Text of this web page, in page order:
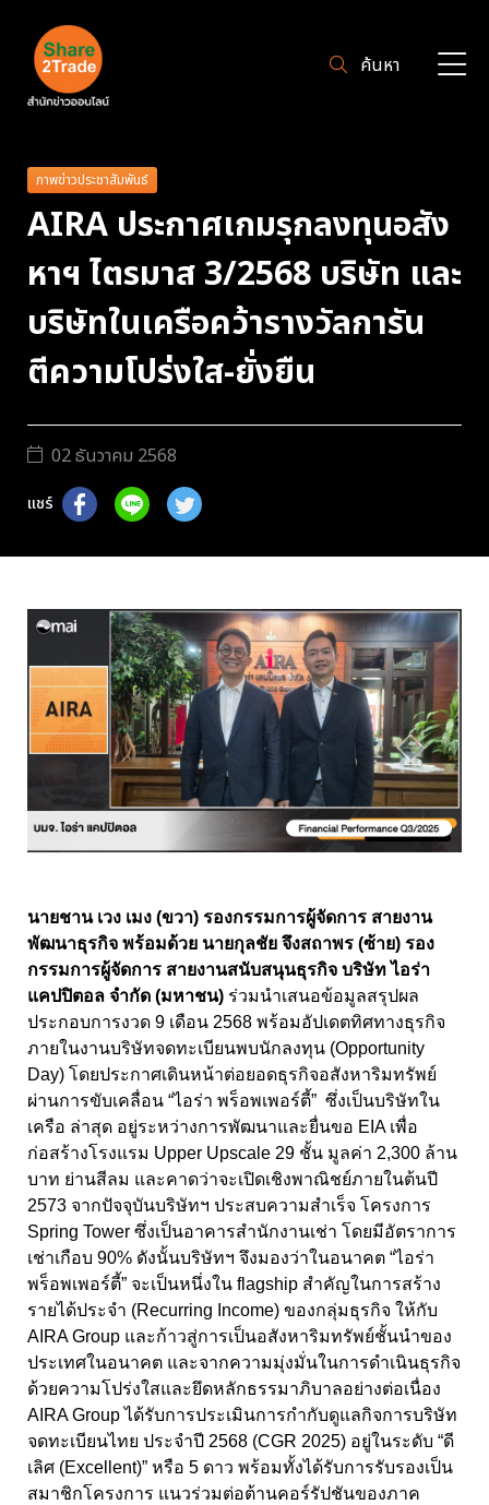
ค้นหา
ภาพข่าวประชาสัมพันธ์
AIRA ประกาศเกมรุกลงทุนอสัง
หาฯ ไตรมาส 3/2568 บริษัท และ
บริษัทในเครือคว้ารางวัลการัน
ตีความโปร่งใส-ยั่งยืน
02 ธันวาคม 2568
แชร์
นายชาน เวง เมง (ขวา) รองกรรมการผู้จัดการ สายงาน
พัฒนาธุรกิจ พร้อมด้วย นายกุลชัย จึงสถาพร (ซ้าย) รอง
กรรมการผู้จัดการ สายงานสนับสนุนธุรกิจ บริษัท ไอร่า
แคปปิตอล จำกัด (มหาชน) ร่วมนำเสนอข้อมูลสรุปผล
ประกอบการงวด 9 เดือน 2568 พร้อมอัปเดตทิศทางธุรกิจ
ภายในงานบริษัทจดทะเบียนพบนักลงทุน (Opportunity
Day) โดยประกาศเดินหน้าต่อยอดธุรกิจอสังหาริมทรัพย์
ผ่านการขับเคลื่อน “ไอร่า พร็อพเพอร์ตี้” ซึ่งเป็นบริษัทใน
เครือ ล่าสุด อยู่ระหว่างการพัฒนาและยื่นขอ EIA เพื่อ
ก่อสร้างโรงแรม Upper Upscale 29 ชั้น มูลค่า 2,300 ล้าน
บาท ย่านสีลม และคาดว่าจะเปิดเชิงพาณิชย์ภายในต้นปี
2573 จากปัจจุบันบริษัทฯ ประสบความสำเร็จ โครงการ
Spring Tower ซึ่งเป็นอาคารสำนักงานเช่า โดยมีอัตราการ
เช่าเกือบ 90% ดังนั้นบริษัทฯ จึงมองว่าในอนาคต “ไอร่า
พร็อพเพอร์ตี้” จะเป็นหนึ่งใน flagship สำคัญในการสร้าง
รายได้ประจำ (Recurring Income) ของกลุ่มธุรกิจ ให้กับ
AIRA Group และก้าวสู่การเป็นอสังหาริมทรัพย์ชั้นนำของ
ประเทศในอนาคต และจากความมุ่งมั่นในการดำเนินธุรกิจ
ด้วยความโปร่งใสและยึดหลักธรรมาภิบาลอย่างต่อเนื่อง
AIRA Group ได้รับการประเมินการกำกับดูแลกิจการบริษัท
จดทะเบียนไทย ประจำปี 2568 (CGR 2025) อยู่ในระดับ “ดี
เลิศ (Excellent)” หรือ 5 ดาว พร้อมทั้งได้รับการรับรองเป็น
สมาชิกโครงการ แนวร่วมต่อต้านคอร์รัปชันของภาค